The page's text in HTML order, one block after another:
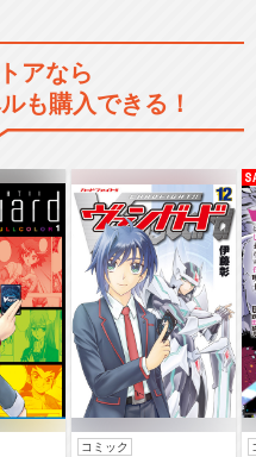
アなら
も購入できる！
コミック